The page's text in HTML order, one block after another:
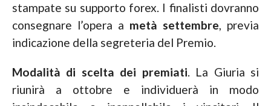
stampate su supporto forex. I finalisti dovranno
consegnare l’opera a metà settembre, previa
indicazione della segreteria del Premio.
Modalità di scelta dei premiati. La Giuria si
riunirà a ottobre e individuerà in modo